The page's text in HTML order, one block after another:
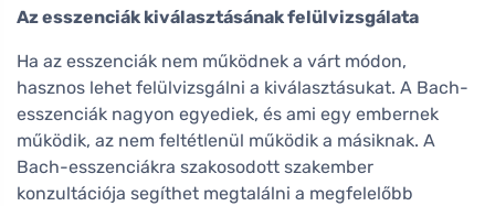
Az esszenciák kiválasztásának felülvizsgálata
Ha az esszenciák nem működnek a várt módon,
hasznos lehet felülvizsgálni a kiválasztásukat. A Bach-
esszenciák nagyon egyediek, és ami egy embernek
működik, az nem feltétlenül működik a másiknak. A
Bach-esszenciákra szakosodott szakember
konzultációja segíthet megtalálni a megfelelőbb